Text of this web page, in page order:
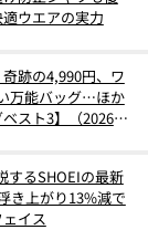
ウエアの実力
跡の4,990円、ワ
万能バッグ…ほか
スト3】（2026年
するSHOEIの最新
き上がり13%減で
イス